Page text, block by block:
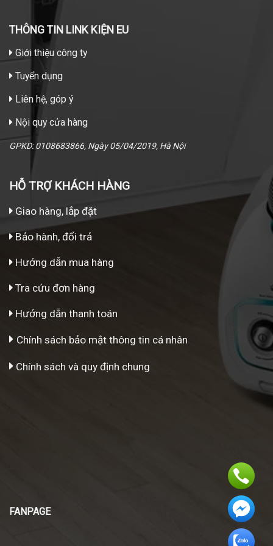
THÔNG TIN LINK KIỆN EU
Giới thiệu công ty
Tuyển dụng
Liên hệ, góp ý
Nội quy cửa hàng
GPKD: 0108683866, Ngày 05/04/2019, Hà Nội
HỖ TRỢ KHÁCH HÀNG
Giao hàng, lắp đặt
Bảo hành, đổi trả
Hướng dẫn mua hàng
Tra cứu đơn hàng
Hướng dẫn thanh toán
Chính sách bảo mật thông tin cá nhân
Chính sách và quy định chung
FANPAGE